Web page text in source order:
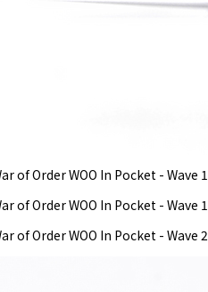
of Order WOO In Pocket - Wave 1
of Order WOO In Pocket - Wave 1
of Order WOO In Pocket - Wave 2